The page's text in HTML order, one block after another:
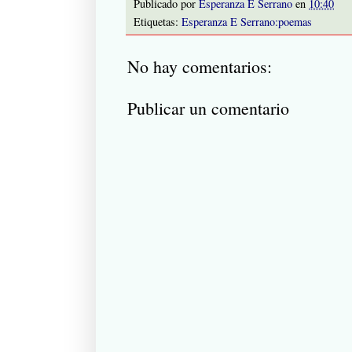
Publicado por Esperanza E Serrano en 10:40
Etiquetas: Esperanza E Serrano:poemas
No hay comentarios:
Publicar un comentario